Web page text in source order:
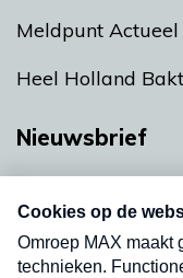
Meldpunt Actueel
Heel Holland Bakt
Nieuwsbrief
nieuwsbrief. Elke
uw mailbox.